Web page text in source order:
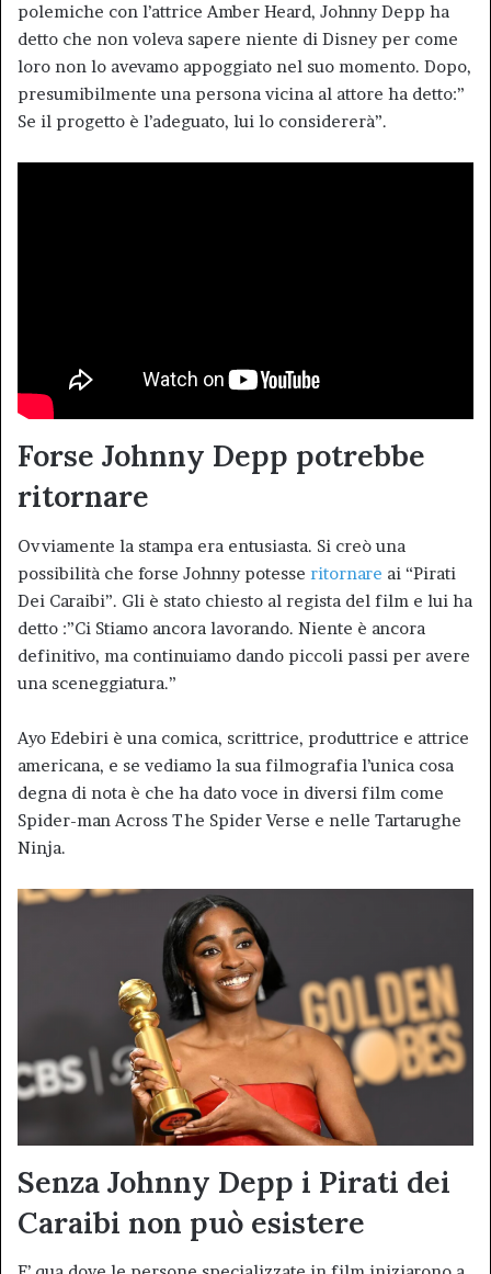
polemiche con l’attrice Amber Heard, Johnny Depp ha
detto che non voleva sapere niente di Disney per come
loro non lo avevamo appoggiato nel suo momento. Dopo,
presumibilmente una persona vicina al attore ha detto:”
Se il progetto è l’adeguato, lui lo considererà”.
Forse Johnny Depp potrebbe
ritornare
Ovviamente la stampa era entusiasta. Si creò una
possibilità che forse Johnny potesse ritornare ai “Pirati
Dei Caraibi”. Gli è stato chiesto al regista del film e lui ha
detto :”Ci Stiamo ancora lavorando. Niente è ancora
definitivo, ma continuiamo dando piccoli passi per avere
una sceneggiatura.”
Ayo Edebiri è una comica, scrittrice, produttrice e attrice
americana, e se vediamo la sua filmografia l’unica cosa
degna di nota è che ha dato voce in diversi film come
Spider-man Across The Spider Verse e nelle Tartarughe
Ninja.
Senza Johnny Depp i Pirati dei
Caraibi non può esistere